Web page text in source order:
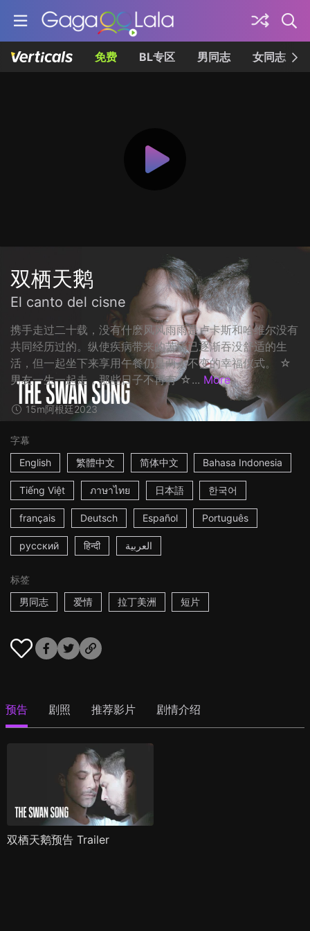
免费 BL专区 男同志 女同志
双栖天鹅
El canto del cisne
携手走过二十载，没有什麽风风雨雨是卢卡斯和哈维尔没有
共同经历过的。纵使疾病带来的苦痛已逐渐吞没舒适的生
活，但一起坐下来享用午餐仍是两人不变的幸福仪式。 ☆
男友一生一起走，那些日子不再有 ☆... More
15m阿根廷2023
字幕
English
繁體中文 简体中文 Bahasa Indonesia
Tiếng Việt ภาษาไทย 日本語 한국어
français Deutsch Español Português
русский हिन्दी العربية
标签
男同志
爱情 拉丁美洲 短片
预告 剧照 推荐影片 剧情介绍
双栖天鹅预告 Trailer